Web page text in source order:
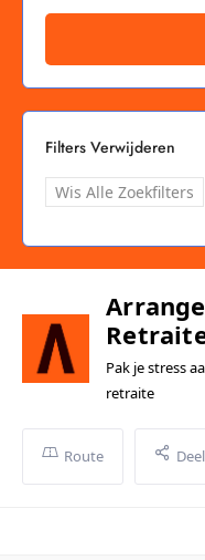
Filters Verwijderen
Wis Alle Zoekfilters
Pak je stress
retraite
Route Deel